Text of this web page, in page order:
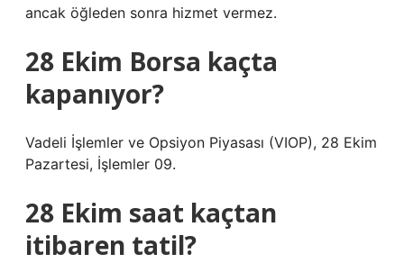
ancak öğleden sonra hizmet vermez.
28 Ekim Borsa kaçta
kapanıyor?
Vadeli İşlemler ve Opsiyon Piyasası (VIOP), 28 Ekim
Pazartesi, İşlemler 09.
28 Ekim saat kaçtan
itibaren tatil?